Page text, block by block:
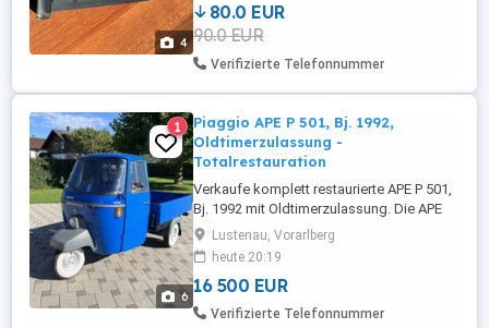
4
80.0 EUR
90.0 EUR
Verifizierte Telefonnummer
6
1
Piaggio APE P 501, Bj. 1992,
Oldtimerzulassung -
Totalrestauration
Verkaufe komplett restaurierte APE P 501,
Bj. 1992 mit Oldtimerzulassung. Die APE
besteht fast komplett aus Neuteilen. Der
Motor wurde neu aufgebaut. Kabine und
Pritsche sandgestrahlt, speziell grundiert
und neu lackiert in Signalblau (RAL 5005).
Umfangreiche Dokumentation mit
Lustenau, Vorarlberg
heute 20:19
16 500 EUR
Verifizierte Telefonnummer